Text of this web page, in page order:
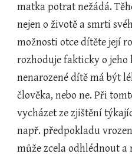
matka potrat nežádá.
nejen o životě a smrti
možnosti otce dítěte její
rozhoduje fakticky o
nenarozené dítě má být
člověka, nebo ne. Při
vycházet ze zjištění
např. předpokladu
může zcela odhlédnout